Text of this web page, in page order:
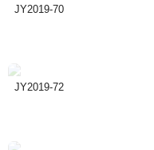
JY2019-70
JY2019-72